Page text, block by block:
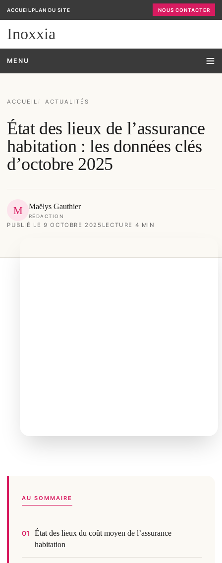
ACCUEIL PLAN DU SITE NOUS CONTACTER
Inoxxia
MENU
ACCUEIL ACTUALITÉS
État des lieux de l’assurance
habitation : les données clés
d’octobre 2025
M Maëlys Gauthier
RÉDACTION
PUBLIÉ LE 9 OCTOBRE 2025 LECTURE 4 MIN
AU SOMMAIRE
01
État des lieux du coût moyen de l’assurance
habitation